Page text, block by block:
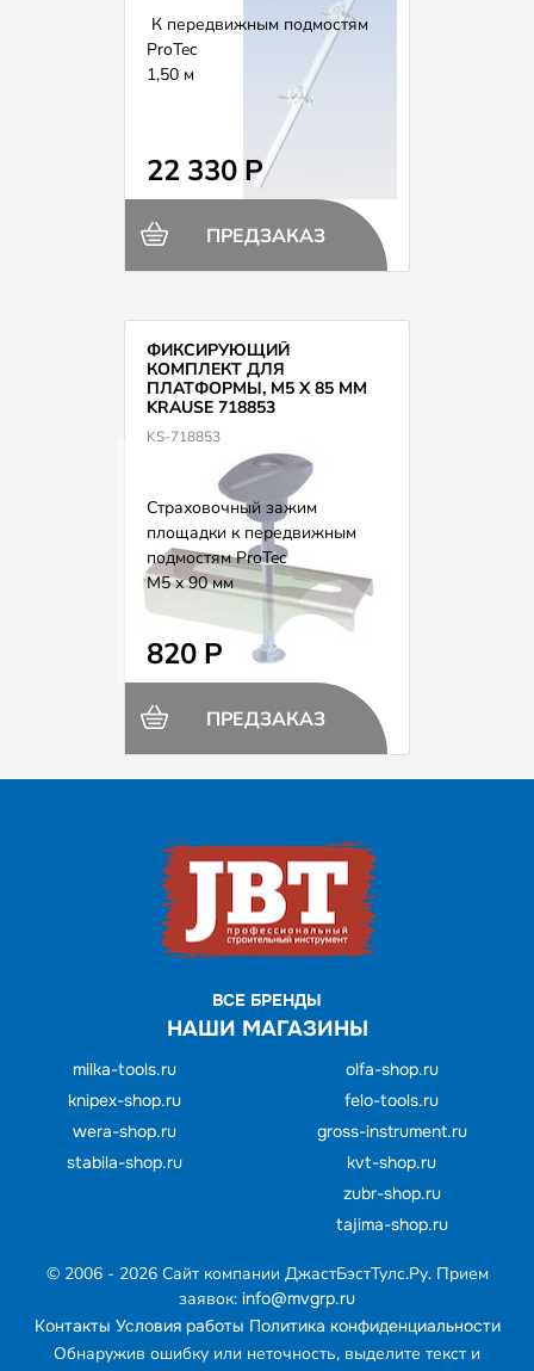
К передвижным подмостям
ProTec
1,50 м
22 330 Р
ПРЕДЗАКАЗ
ФИКСИРУЮЩИЙ
КОМПЛЕКТ ДЛЯ
ПЛАТФОРМЫ, М5 Х 85 ММ
KRAUSE 718853
KS-718853
Страховочный зажим
площадки к передвижным
подмостям ProTec
М5 х 90 мм
820 Р
ПРЕДЗАКАЗ
ВСЕ БРЕНДЫ
НАШИ МАГАЗИНЫ
milka-tools.ru
knipex-shop.ru
wera-shop.ru
stabila-shop.ru
olfa-shop.ru
felo-tools.ru
gross-instrument.ru
kvt-shop.ru
zubr-shop.ru
tajima-shop.ru
© 2006 - 2026 Cайт компании ДжастБэстТулс.Ру. Прием
заявок: info@mvgrp.ru
Контакты Условия работы Политика конфиденциальности
Обнаружив ошибку или неточность, выделите текст и